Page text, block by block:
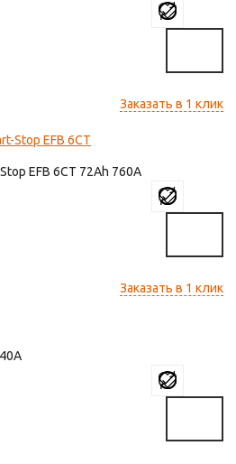
Заказать в 1 клик
EFB 6СТ 72 760
Заказать в 1 клик